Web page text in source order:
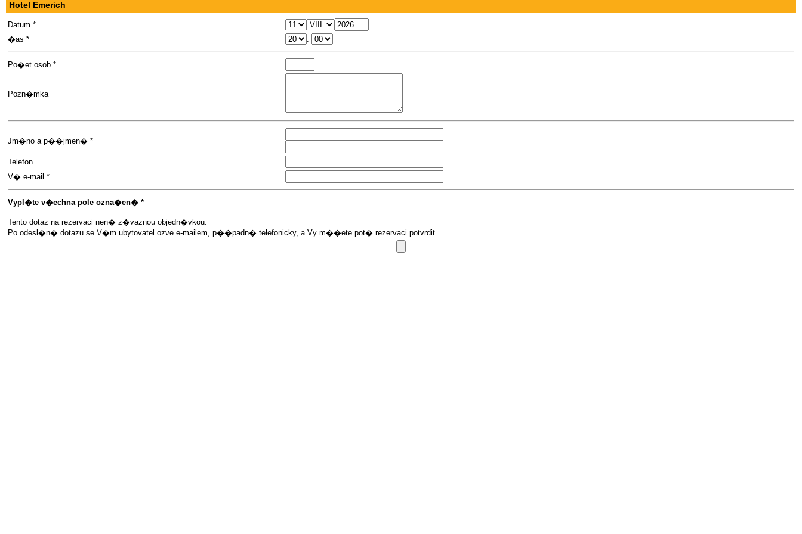
Hotel Emerich
Datum *
�as *
:
Po�et osob *
Pozn�mka
Jm�no a p��jmen� *
Telefon
V� e-mail *
Vypl�te v�echna pole ozna�en� *
Tento dotaz na rezervaci nen� z�vaznou objedn�vkou.
Po odesl�n� dotazu se V�m ubytovatel ozve e-mailem, p��padn� telefonicky, a Vy m��ete pot� rezervaci potvrdit.